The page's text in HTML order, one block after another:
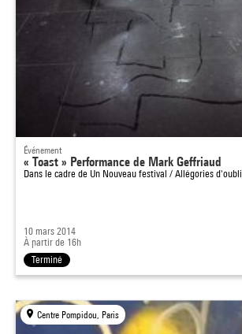
Événement
« Toast » Performance de Mark Geffriaud
Dans le cadre de Un Nouveau festival / Allégories d'oubli
10 mars 2014
À partir de 16h
Terminé
Centre Pompidou, Paris